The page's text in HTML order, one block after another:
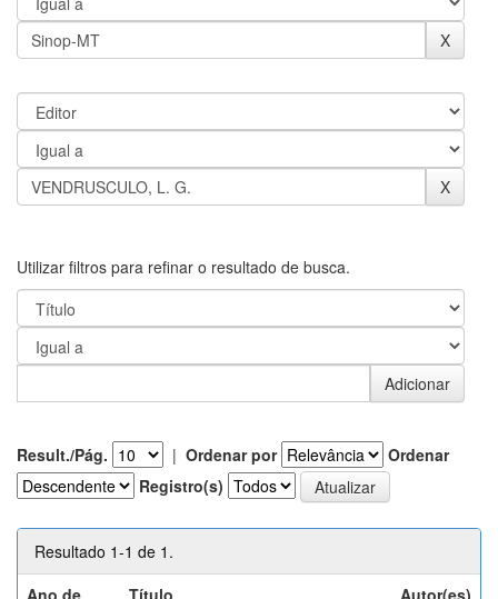
Utilizar filtros para refinar o resultado de busca.
Result./Pág. | Ordenar por
Ordenar
Registro(s)
Resultado 1-1 de 1.
Ano de
Título Autor(es)